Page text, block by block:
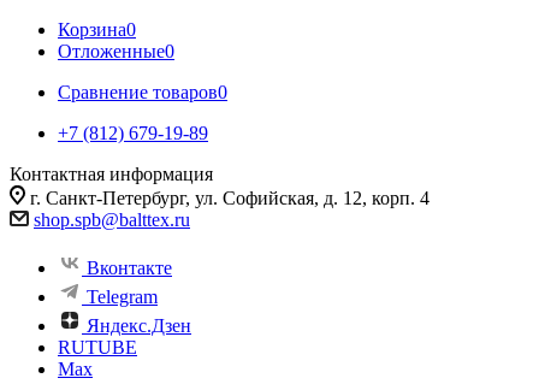
Корзина0
Отложенные0
Сравнение товаров0
+7 (812) 679-19-89
Контактная информация
г. Санкт-Петербург, ул. Софийская, д. 12, корп. 4
shop.spb@balttex.ru
Вконтакте
Telegram
Яндекс.Дзен
RUTUBE
Max